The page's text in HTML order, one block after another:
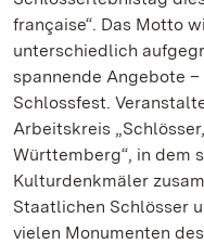
française“. Das Motto
unterschiedlich
spannende Angebote
Schlossfest.
Arbeitskreis
Württemberg“, in dem
Kulturdenkmäler
Staatlichen Schlösser
vielen Monumenten